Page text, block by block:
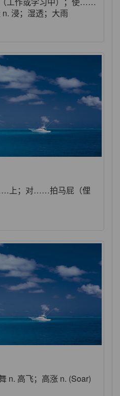
n. 浸；湿透；大雨
上；对……拍马屁（俚
n. 高飞；高涨 n. (Soar)